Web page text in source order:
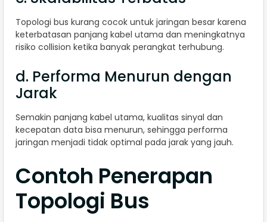
Topologi bus kurang cocok untuk jaringan besar karena
keterbatasan panjang kabel utama dan meningkatnya
risiko collision ketika banyak perangkat terhubung.
d. Performa Menurun dengan
Jarak
Semakin panjang kabel utama, kualitas sinyal dan
kecepatan data bisa menurun, sehingga performa
jaringan menjadi tidak optimal pada jarak yang jauh.
Contoh Penerapan
Topologi Bus